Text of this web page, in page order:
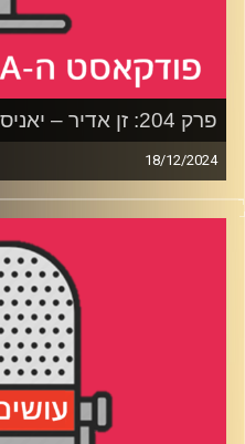
עידן לוצקי
פרק 204: זן אדיר – יאניס מוסיף גביע לרזומה
18/12/2024
פודקאסט האן.בי.איי עם ערן
דוידוביץ' ועידן לוצקי,
רבע 1: האטרף היווני,
רבע 3: בוחרים